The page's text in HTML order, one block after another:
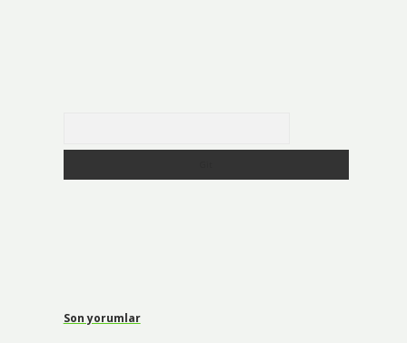
Son yorumlar